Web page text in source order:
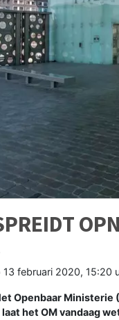
13 februari 2020, 15:20
Openbaar
laat het OM vandaag